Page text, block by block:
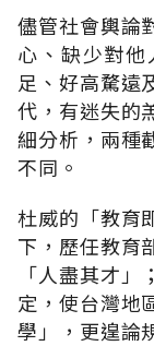
儘管社會輿論
心、缺少對
足、好高騖遠
代，有迷失的
細分析，兩種
不同。
杜威的「教育
下，歷任教育
「人盡其才
定，使台灣地
學」，更遑論